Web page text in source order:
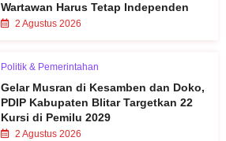
Wartawan Harus Tetap Independen
2 Agustus 2026
Politik & Pemerintahan
Gelar Musran di Kesamben dan Doko,
PDIP Kabupaten Blitar Targetkan 22
Kursi di Pemilu 2029
2 Agustus 2026